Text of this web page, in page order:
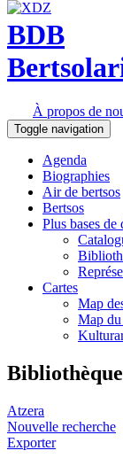
BDB
À propos de
Toggle navigation
Agenda
Biographies
Air de bertsos
Bertsos
Plus bases de
Cartes
Map
Map du
Bibliothèque
Atzera
Nouvelle recherche
Exporter